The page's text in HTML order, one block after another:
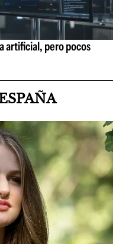
artificial, pero pocos